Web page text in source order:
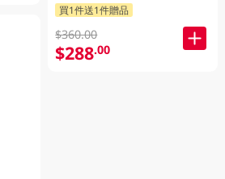
買1件送1件贈品
$360.00
$288.00